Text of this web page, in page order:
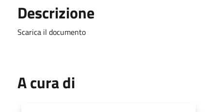
Descrizione
Scarica il documento
A cura di